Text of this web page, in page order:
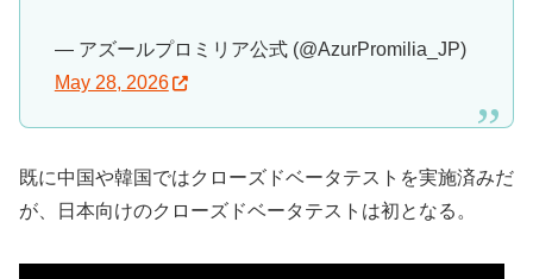
— アズールプロミリア公式 (@AzurPromilia_JP)
May 28, 2026
既に中国や韓国ではクローズドベータテストを実施済みだ
が、日本向けのクローズドベータテストは初となる。